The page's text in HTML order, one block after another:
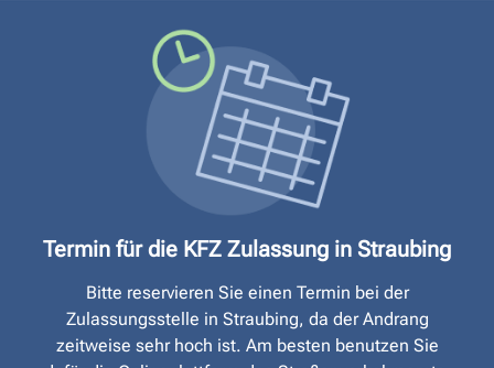
Termin für die KFZ Zulassung in Straubing
Bitte reservieren Sie einen Termin bei der
Zulassungsstelle in Straubing, da der Andrang
zeitweise sehr hoch ist. Am besten benutzen Sie